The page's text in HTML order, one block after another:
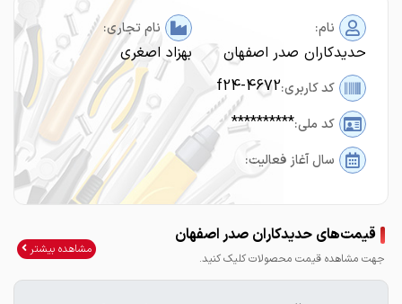
نام:
حدیدکاران صدر اصفهان
نام تجاری:
بهزاد اصغری
کد کاربری:f24-4672
کد ملی:**********
سال آغاز فعالیت:
قیمت‌های حدیدکاران صدر اصفهان
جهت مشاهده قیمت محصولات کلیک کنید.
مشاهده بیشتر